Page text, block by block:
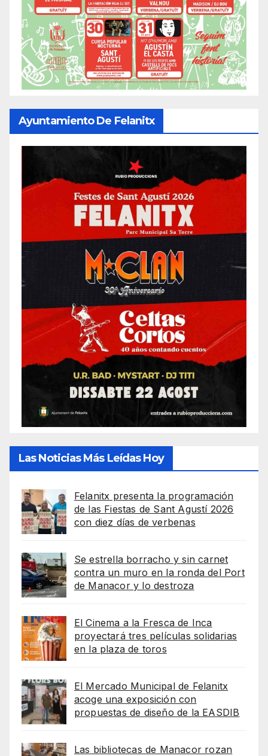
Ayuntamiento De Felanitx
Las Noticias Más Leídas Hoy
Felanitx presenta la programación
de las Fiestas de Sant Agustí 2026
con diez días de verbenas
Se estrella borracho y sin carnet
contra un muro en la ronda del Port
de Manacor y lo destroza
El Cinema a la Fresca de Inca
proyectará tres películas solidarias
en la plaza de toros
El Mercado Municipal de Felanitx
acoge una exposición con
propuestas de diseño de la EASDIB
Las bibliotecas de Manacor rozan